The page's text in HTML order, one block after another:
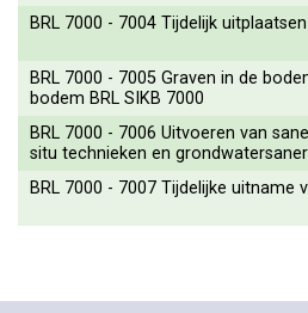
BRL 7000 - 7004 Tijdelijk
BRL 7000 - 7005 Graven in de
bodem BRL SIKB 7000
BRL 7000 - 7006 Uitvoeren van
situ technieken en
BRL 7000 - 7007 Tijdelijke uitname